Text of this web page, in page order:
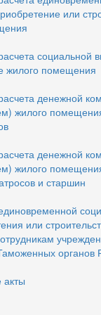
или
социальной
жилого помещения
денежной
жилого
денежной
жилого
и старшин
или